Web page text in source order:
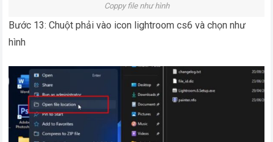
Coppy file như hình
Bước 13: Chuột phải vào icon lightroom cs6 và chọn như
hình